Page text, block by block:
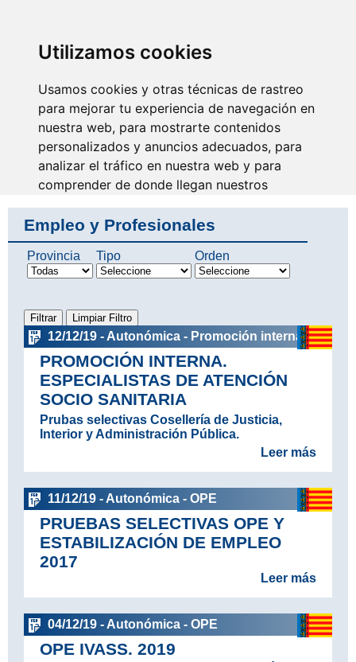
Utilizamos cookies
Usamos cookies y otras técnicas de rastreo
para mejorar tu experiencia de navegación en
nuestra web, para mostrarte contenidos
personalizados y anuncios adecuados, para
analizar el tráfico en nuestra web y para
comprender de donde llegan nuestros
visitantes.
Aceptar
Rechazar
No eres invisible, nosotros
somos tu voz
Empleo y Profesionales
Provincia Tipo Orden
12/12/19 - Autonómica - Promoción interna
PROMOCIÓN INTERNA.
ESPECIALISTAS DE ATENCIÓN
SOCIO SANITARIA
Prubas selectivas Cosellería de Justicia,
Interior y Administración Pública.
Leer más
11/12/19 - Autonómica - OPE
PRUEBAS SELECTIVAS OPE Y
ESTABILIZACIÓN DE EMPLEO
2017
Leer más
04/12/19 - Autonómica - OPE
OPE IVASS. 2019